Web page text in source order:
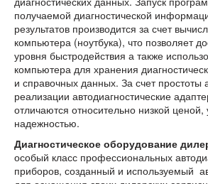
получаемой диагностической
результатов производится за счет
компьютера (ноутбука), что позволяет
уровня быстродействия а также
компьютера для хранения
и справочных данных. За счет простоты
реализации автодиагностические
отличаются относительно низкой
надежностью.
Диагностическое оборудование
особый класс профессиональных
приборов, созданный и используемый